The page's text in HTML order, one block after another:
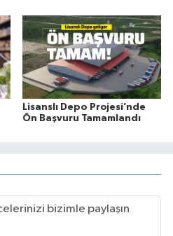
Lisanslı Depo Projesi’nde
Ön Başvuru Tamamlandı